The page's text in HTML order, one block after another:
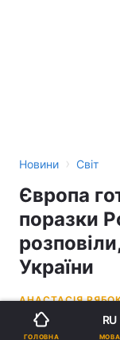
Новини › Світ
Європа
поразки
України
АНАСТАСІЯ
17:00, 09.06.26
ГОЛОВНА
RU
МОВА